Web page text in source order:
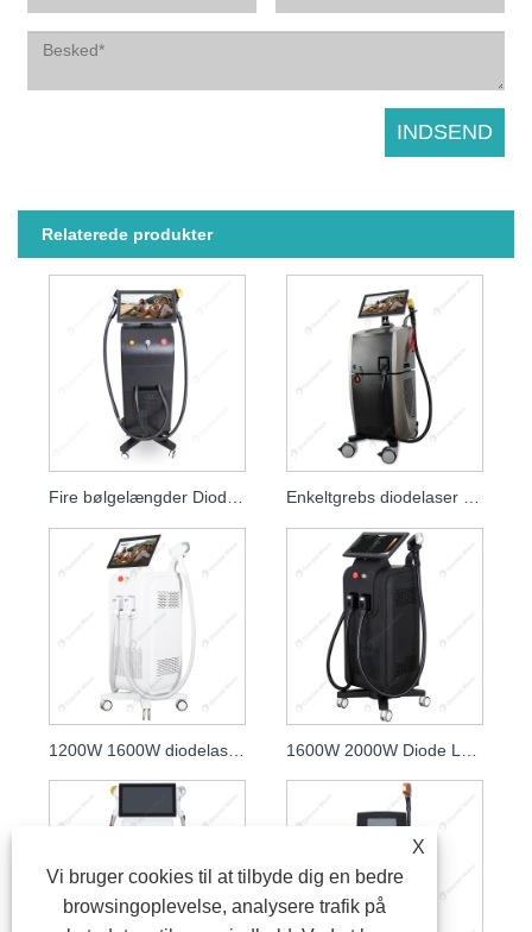
Relaterede produkter
1200W 1600W diodelaser 808nm hudforyngelseklinik
X
Vi bruger cookies til at tilbyde dig en bedre
browsingoplevelse, analysere trafik på